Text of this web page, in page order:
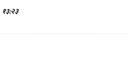
१३:२३